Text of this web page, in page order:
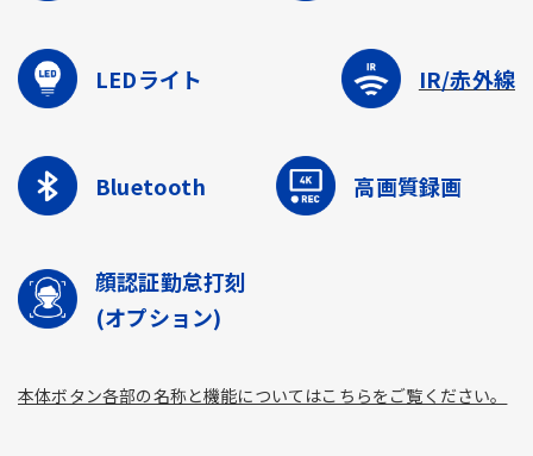
LEDライト IR/赤外線
Bluetooth 高画質録画
顔認証勤怠打刻
(オプション)
本体ボタン各部の名称と機能についてはこちらをご覧ください。